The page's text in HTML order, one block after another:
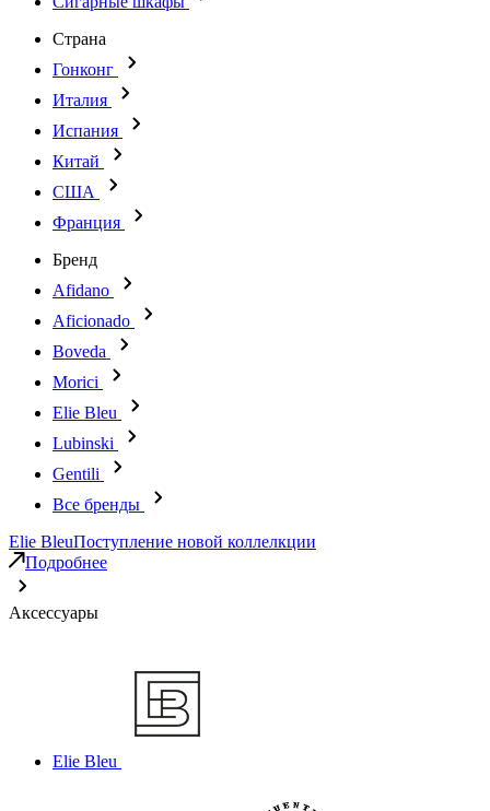
Страна
Гонконг
Италия
Испания
Китай
США
Франция
Бренд
Afidano
Aficionado
Boveda
Morici
Elie Bleu
Lubinski
Gentili
Все бренды
Elie BleuПоступление новой коллелкции
Подробнее
Аксессуары
Elie Bleu